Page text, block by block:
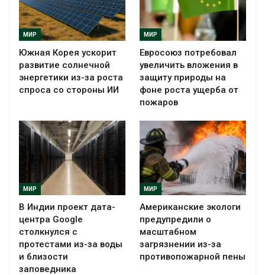
МИР
Южная Корея ускорит
развитие солнечной
энергетики из-за роста
спроса со стороны ИИ
МИР
Евросоюз потребовал
увеличить вложения в
защиту природы на
фоне роста ущерба от
пожаров
МИР
В Индии проект дата-
центра Google
столкнулся с
протестами из-за воды
и близости
заповедника
МИР
Американские экологи
предупредили о
масштабном
загрязнении из-за
противопожарной пены